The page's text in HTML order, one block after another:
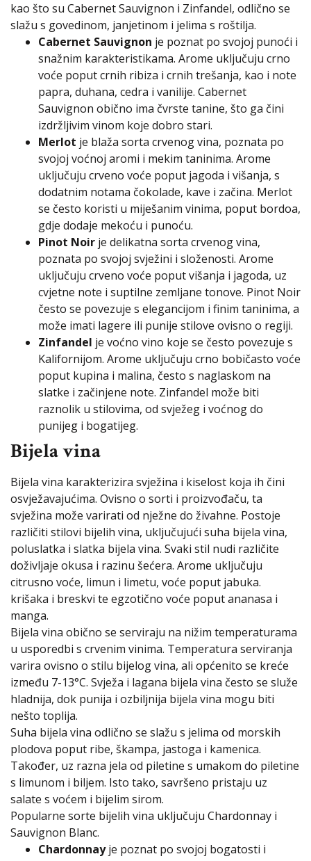
kao što su Cabernet Sauvignon i Zinfandel, odlično se
slažu s govedinom, janjetinom i jelima s roštilja.
Cabernet Sauvignon je poznat po svojoj punoći i
snažnim karakteristikama. Arome uključuju crno
voće poput crnih ribiza i crnih trešanja, kao i note
papra, duhana, cedra i vanilije. Cabernet
Sauvignon obično ima čvrste tanine, što ga čini
izdržljivim vinom koje dobro stari.
Merlot je blaža sorta crvenog vina, poznata po
svojoj voćnoj aromi i mekim taninima. Arome
uključuju crveno voće poput jagoda i višanja, s
dodatnim notama čokolade, kave i začina. Merlot
se često koristi u miješanim vinima, poput bordoa,
gdje dodaje mekoću i punoću.
Pinot Noir je delikatna sorta crvenog vina,
poznata po svojoj svježini i složenosti. Arome
uključuju crveno voće poput višanja i jagoda, uz
cvjetne note i suptilne zemljane tonove. Pinot Noir
često se povezuje s elegancijom i finim taninima, a
može imati lagere ili punije stilove ovisno o regiji.
Zinfandel je voćno vino koje se često povezuje s
Kalifornijom. Arome uključuju crno bobičasto voće
poput kupina i malina, često s naglaskom na
slatke i začinjene note. Zinfandel može biti
raznolik u stilovima, od svježeg i voćnog do
punijeg i bogatijeg.
Bijela vina
Bijela vina karakterizira svježina i kiselost koja ih čini
osvježavajućima. Ovisno o sorti i proizvođaču, ta
svježina može varirati od nježne do živahne. Postoje
različiti stilovi bijelih vina, uključujući suha bijela vina,
poluslatka i slatka bijela vina. Svaki stil nudi različite
doživljaje okusa i razinu šećera. Arome uključuju
citrusno voće, limun i limetu, voće poput jabuka.
krišaka i breskvi te egzotično voće poput ananasa i
manga.
Bijela vina obično se serviraju na nižim temperaturama
u usporedbi s crvenim vinima. Temperatura serviranja
varira ovisno o stilu bijelog vina, ali općenito se kreće
između 7-13°C. Svježa i lagana bijela vina često se služe
hladnija, dok punija i ozbiljnija bijela vina mogu biti
nešto toplija.
Suha bijela vina odlično se slažu s jelima od morskih
plodova poput ribe, škampa, jastoga i kamenica.
Također, uz razna jela od piletine s umakom do piletine
s limunom i biljem. Isto tako, savršeno pristaju uz
salate s voćem i bijelim sirom.
Popularne sorte bijelih vina uključuju Chardonnay i
Sauvignon Blanc.
Chardonnayje poznat po svojoj bogatosti i